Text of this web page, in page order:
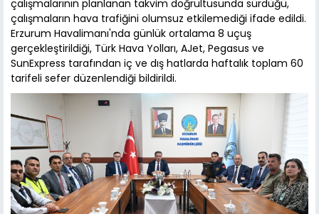
çalışmalarının planlanan takvim doğrultusunda sürdüğü,
çalışmaların hava trafiğini olumsuz etkilemediği ifade edildi.
Erzurum Havalimanı'nda günlük ortalama 8 uçuş
gerçekleştirildiği, Türk Hava Yolları, AJet, Pegasus ve
SunExpress tarafından iç ve dış hatlarda haftalık toplam 60
tarifeli sefer düzenlendiği bildirildi.